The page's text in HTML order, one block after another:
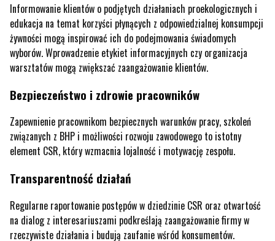
Informowanie klientów o podjętych działaniach proekologicznych i
edukacja na temat korzyści płynących z odpowiedzialnej konsumpcji
żywności mogą inspirować ich do podejmowania świadomych
wyborów. Wprowadzenie etykiet informacyjnych czy organizacja
warsztatów mogą zwiększać zaangażowanie klientów.
Bezpieczeństwo i zdrowie pracowników
Zapewnienie pracownikom bezpiecznych warunków pracy, szkoleń
związanych z BHP i możliwości rozwoju zawodowego to istotny
element CSR, który wzmacnia lojalność i motywację zespołu.
Transparentność działań
Regularne raportowanie postępów w dziedzinie CSR oraz otwartość
na dialog z interesariuszami podkreślają zaangażowanie firmy w
rzeczywiste działania i budują zaufanie wśród konsumentów.